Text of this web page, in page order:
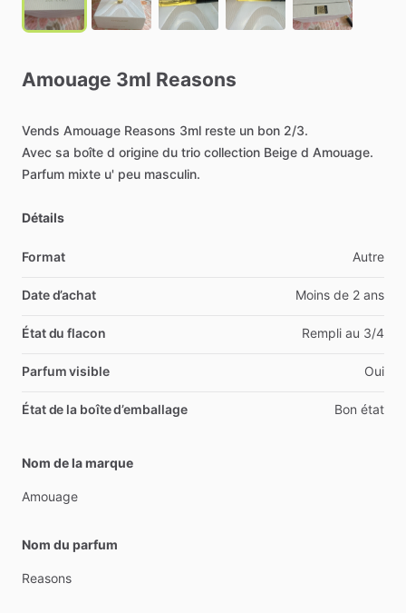
Amouage 3ml Reasons
Vends Amouage Reasons 3ml reste un bon 2​/​3.
Avec sa boîte d origine du trio collection Beige d Amouage.
Parfum mixte u' peu masculin.
Détails
Format Autre
Date d’achat Moins de 2 ans
État du flacon Rempli au 3/4
Parfum visible Oui
État de la boîte d’emballage Bon état
Nom de la marque
Amouage
Nom du parfum
Reasons